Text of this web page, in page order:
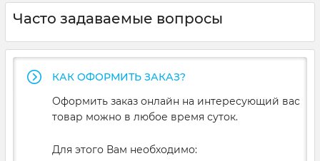
Часто задаваемые вопросы
КАК ОФОРМИТЬ ЗАКАЗ?
Оформить заказ онлайн на интересующий вас
товар можно в любое время суток.
Для этого Вам необходимо: